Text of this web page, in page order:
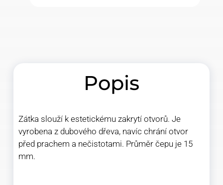
Popis
Zátka slouží k estetickému zakrytí otvorů. Je
vyrobena z dubového dřeva, navíc chrání otvor
před prachem a nečistotami. Průměr čepu je 15
mm.